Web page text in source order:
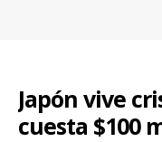
Japón vive
cuesta $100